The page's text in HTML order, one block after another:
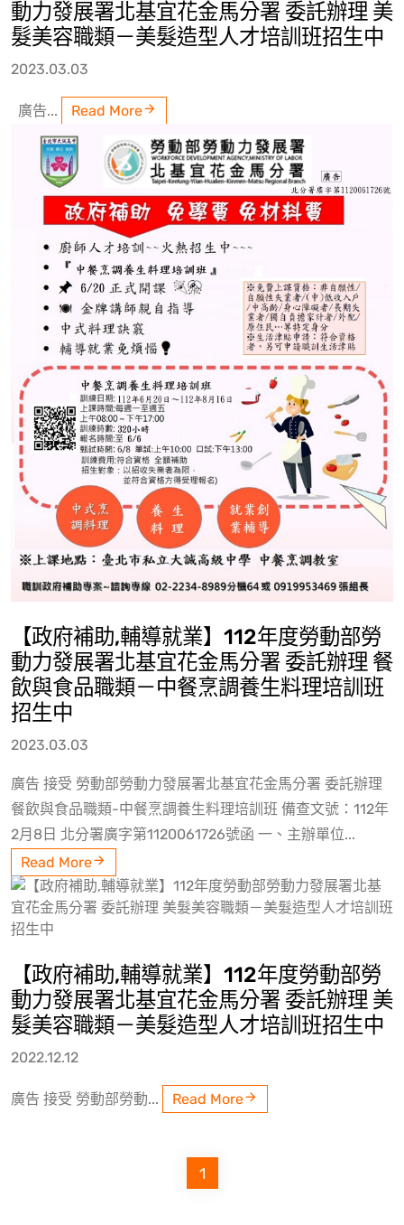
動力發展署北基宜花金馬分署 委託辦理 美
髮美容職類－美髮造型人才培訓班招生中
2023.03.03
廣告... Read More
【政府補助,輔導就業】112年度勞動部勞
動力發展署北基宜花金馬分署 委託辦理 餐
飲與食品職類－中餐烹調養生料理培訓班
招生中
2023.03.03
廣告 接受 勞動部勞動力發展署北基宜花金馬分署 委託辦理
餐飲與食品職類-中餐烹調養生料理培訓班 備查文號：112年
2月8日 北分署廣字第1120061726號函 一、主辦單位...
Read More
【政府補助,輔導就業】112年度勞動部勞
動力發展署北基宜花金馬分署 委託辦理 美
髮美容職類－美髮造型人才培訓班招生中
2022.12.12
廣告 接受 勞動部勞動... Read More
1